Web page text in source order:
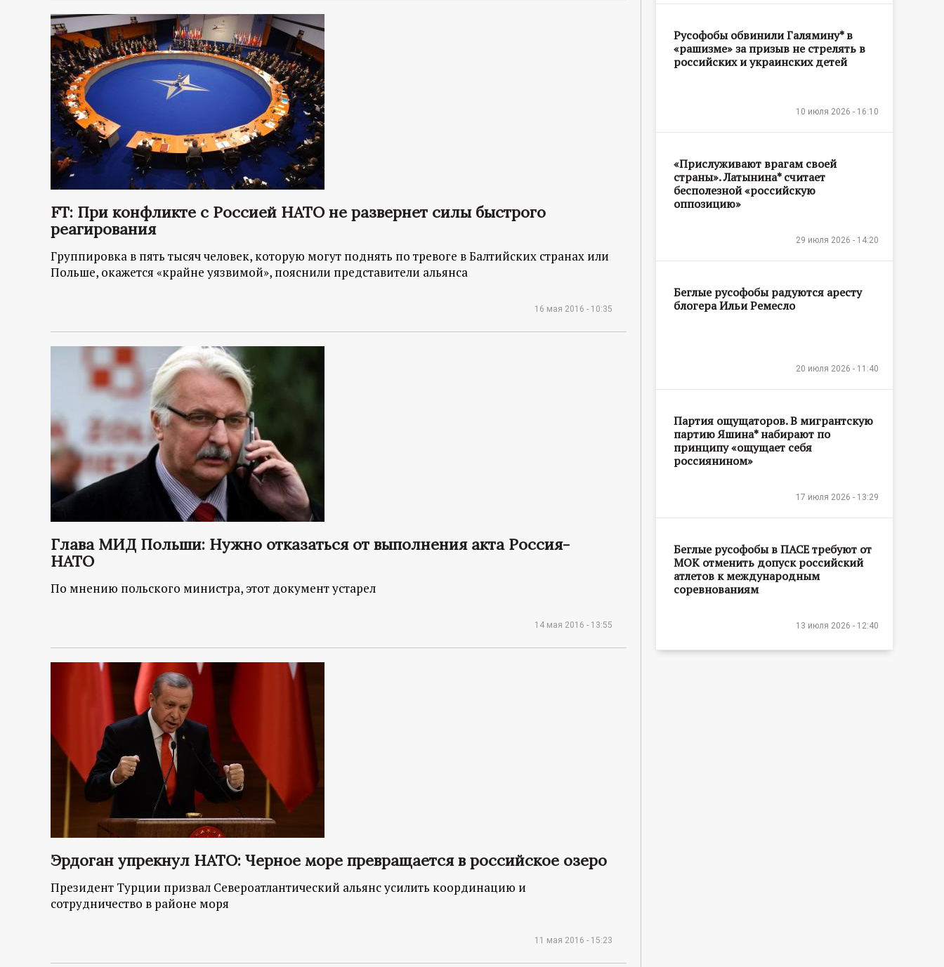
ы
й
п
о
р
т
а
л
FT: При конфликте с Россией НАТО не развернет силы быстрого
реагирования
Группировка в пять тысяч человек, которую могут поднять по тревоге в Балтийских странах или
Польше, окажется «крайне уязвимой», пояснили представители альянса
16 мая 2016 - 10:35
Глава МИД Польши: Нужно отказаться от выполнения акта Россия-
НАТО
По мнению польского министра, этот документ устарел
14 мая 2016 - 13:55
Эрдоган упрекнул НАТО: Черное море превращается в российское озеро
Президент Турции призвал Североатлантический альянс усилить координацию и
сотрудничество в районе моря
11 мая 2016 - 15:23
Русофобы обвинили Галямину* в
«рашизме» за призыв не стрелять в
российских и украинских детей
10 июля 2026 - 16:10
«Прислуживают врагам своей
страны». Латынина* считает
бесполезной «российскую
оппозицию»
29 июля 2026 - 14:20
Беглые русофобы радуются аресту
блогера Ильи Ремесло
20 июля 2026 - 11:40
Партия ощущаторов. В мигрантскую
партию Яшина* набирают по
принципу «ощущает себя
россиянином»
17 июля 2026 - 13:29
Беглые русофобы в ПАСЕ требуют от
МОК отменить допуск российский
атлетов к международным
соревнованиям
13 июля 2026 - 12:40